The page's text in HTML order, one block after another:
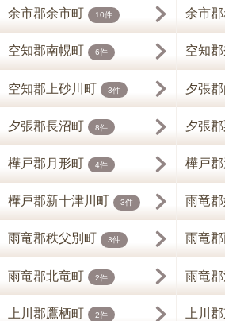
余市郡余市町 10件 余市
空知郡南幌町 6件 空知
空知郡上砂川町 3件 夕張
夕張郡長沼町 8件 夕張
樺戸郡月形町 4件 樺戸
樺戸郡新十津川町 3件 雨竜
雨竜郡秩父別町 3件 雨竜
雨竜郡北竜町 2件 雨竜
上川郡鷹栖町 2件 上川